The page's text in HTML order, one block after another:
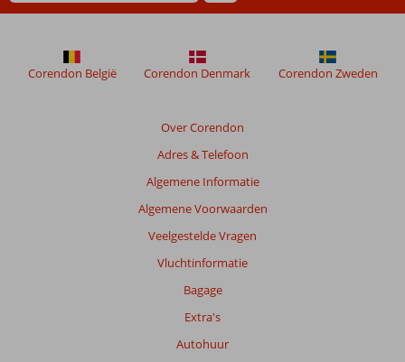
Over Corendon
Adres & Telefoon
Algemene Informatie
Algemene Voorwaarden
Veelgestelde Vragen
Vluchtinformatie
Bagage
Extra's
Autohuur
Corendon België Corendon Denmark Corendon Zweden